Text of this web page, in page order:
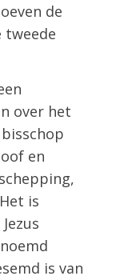
de
tweede
over het
en
is
is van